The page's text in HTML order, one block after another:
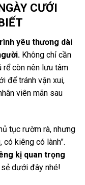
CƯỚI
yêu thương dài
Không chỉ cần
rể còn nên lưu tâm
để tránh vận xui,
viên mãn sau
tục rườm rà, nhưng
có kiêng có lành”.
kị quan trọng
dưới đây nhé!